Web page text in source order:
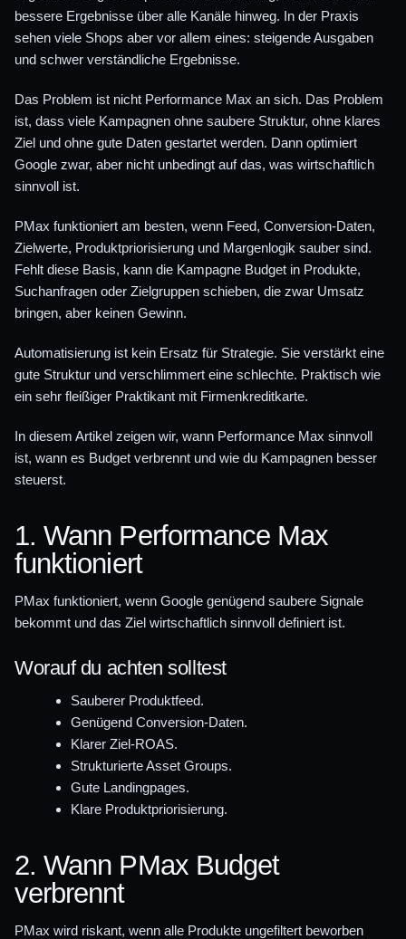
bessere Ergebnisse über alle Kanäle hinweg. In der Praxis
sehen viele Shops aber vor allem eines: steigende Ausgaben
und schwer verständliche Ergebnisse.
Das Problem ist nicht Performance Max an sich. Das Problem
ist, dass viele Kampagnen ohne saubere Struktur, ohne klares
Ziel und ohne gute Daten gestartet werden. Dann optimiert
Google zwar, aber nicht unbedingt auf das, was wirtschaftlich
sinnvoll ist.
PMax funktioniert am besten, wenn Feed, Conversion-Daten,
Zielwerte, Produktpriorisierung und Margenlogik sauber sind.
Fehlt diese Basis, kann die Kampagne Budget in Produkte,
Suchanfragen oder Zielgruppen schieben, die zwar Umsatz
bringen, aber keinen Gewinn.
Automatisierung ist kein Ersatz für Strategie. Sie verstärkt eine
gute Struktur und verschlimmert eine schlechte. Praktisch wie
ein sehr fleißiger Praktikant mit Firmenkreditkarte.
In diesem Artikel zeigen wir, wann Performance Max sinnvoll
ist, wann es Budget verbrennt und wie du Kampagnen besser
steuerst.
1. Wann Performance Max
funktioniert
PMax funktioniert, wenn Google genügend saubere Signale
bekommt und das Ziel wirtschaftlich sinnvoll definiert ist.
Worauf du achten solltest
Sauberer Produktfeed.
Genügend Conversion-Daten.
Klarer Ziel-ROAS.
Strukturierte Asset Groups.
Gute Landingpages.
Klare Produktpriorisierung.
2. Wann PMax Budget
verbrennt
PMax wird riskant, wenn alle Produkte ungefiltert beworben